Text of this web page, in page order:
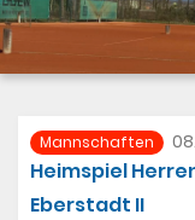
Mannschaften
Heimspiel
Eberstadt II